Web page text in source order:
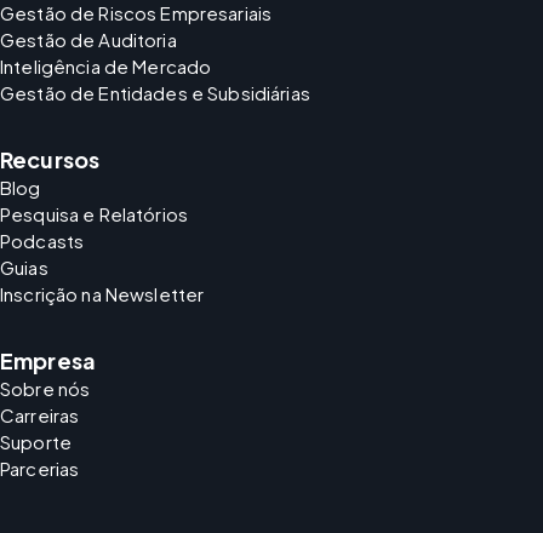
Gestão de Riscos Empresariais
Gestão de Auditoria
Inteligência de Mercado
Gestão de Entidades e Subsidiárias
Recursos
Blog
Pesquisa e Relatórios
Podcasts
Guias
Inscrição na Newsletter
Empresa
Sobre nós
Carreiras
Suporte
Parcerias